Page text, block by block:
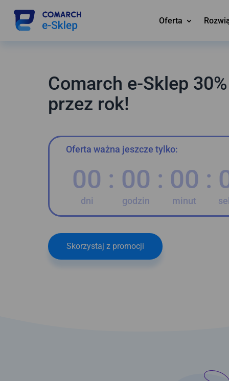
Oferta
Comarch e-Sklep
przez rok!
Oferta ważna jeszcze tylko:
000
dni
: 00
godzin
: 00
minut
:
Skorzystaj z promocji